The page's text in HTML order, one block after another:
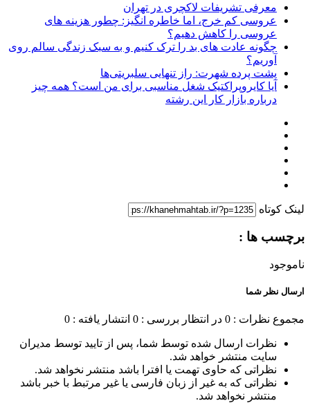
معرفی تشریفات لاکچری در تهران
عروسی کم خرج، اما خاطره انگیز: چطور هزینه های
عروسی را کاهش دهیم؟
چگونه عادت‌ های بد را ترک کنیم و به سبک زندگی سالم روی
آوریم؟
پشت پرده شهرت: راز تنهایی سلبریتی‌ها
آیا کایروپراکتیک شغل مناسبی برای من است؟ همه چیز
درباره بازار کار این رشته
لینک کوتاه
برچسب ها :
ناموجود
ارسال نظر شما
مجموع نظرات : 0 در انتظار بررسی : 0 انتشار یافته : 0
نظرات ارسال شده توسط شما، پس از تایید توسط مدیران
سایت منتشر خواهد شد.
نظراتی که حاوی تهمت یا افترا باشد منتشر نخواهد شد.
نظراتی که به غیر از زبان فارسی یا غیر مرتبط با خبر باشد
منتشر نخواهد شد.